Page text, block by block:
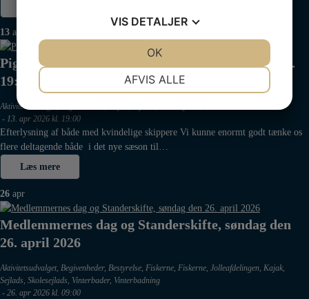
13 apr
Pigesejlerne – intro-aften mandag den 13.april kl.
19:00-21:00
Aktivitetsudvalget
- 13. apr 2026 kl. 19:00
Efterlysning af både med kvindelige skippere Vi kunne enormt godt tænke os
flere deltagende både i det nye sæson til…
Læs mere
26 apr
Medlemmernes dag og Standerskifte, søndag den
26. april 2026
Aktivitetsudvalget, Begivenheder, Bestyrelse, Fiskerne, Fiskerne, Jolleafdelingen, Kajak,
Sejlads, Skolesejlads, Vinterbader, Vinterbadning
- 26. apr 2026 kl. 09:00
VIS DETALJER
MARKETING
AFVIS ALLE
OK